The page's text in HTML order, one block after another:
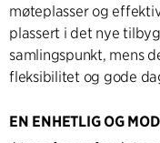
møteplasser og
plassert i det nye
samlingspunkt, mens
fleksibilitet og gode
EN ENHETLIG OG